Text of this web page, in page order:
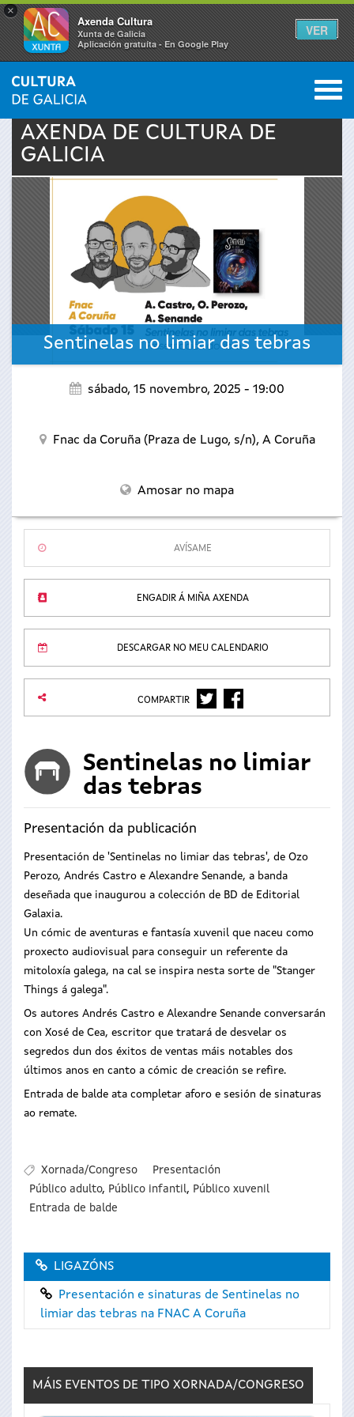
×
Axenda Cultura
Xunta de Galicia
Aplicación gratuíta - En Google Play
VER
Vostede
está
INICIO › ACTUALIDADE 0
AXENDA DE CULTURA DE
GALICIA
Sentinelas no limiar das tebras
sábado, 15 novembro, 2025 - 19:00
Fnac da Coruña (Praza de Lugo, s/n), A Coruña
Amosar no mapa
AVÍSAME
ENGADIR Á MIÑA AXENDA
DESCARGAR NO MEU CALENDARIO
COMPARTIR TWITTERFACEBOOK
Sentinelas no limiar
das tebras
Presentación da publicación
Presentación de 'Sentinelas no limiar das tebras', de Ozo
Perozo, Andrés Castro e Alexandre Senande, a banda
deseñada que inaugurou a colección de BD de Editorial
Galaxia.
Un cómic de aventuras e fantasía xuvenil que naceu como
proxecto audiovisual para conseguir un referente da
mitoloxía galega, na cal se inspira nesta sorte de "Stanger
Things á galega".
Os autores Andrés Castro e Alexandre Senande conversarán
con Xosé de Cea, escritor que tratará de desvelar os
segredos dun dos éxitos de ventas máis notables dos
últimos anos en canto a cómic de creación se refire.
Entrada de balde ata completar aforo e sesión de sinaturas
ao remate.
Xornada/Congreso
Presentación
Público adulto, Público infantil, Público xuvenil
Entrada de balde
LIGAZÓNS
Presentación e sinaturas de Sentinelas no
limiar das tebras na FNAC A Coruña
MÁIS EVENTOS DE TIPO XORNADA/CONGRESO